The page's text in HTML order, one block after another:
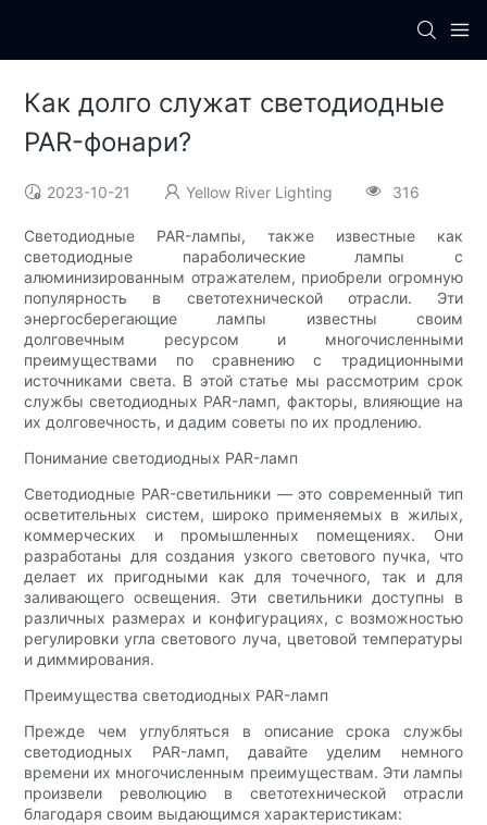
Как долго служат светодиодные
PAR-фонари?
2023-10-21 Yellow River Lighting 316
Светодиодные PAR-лампы, также известные как
светодиодные параболические лампы с
алюминизированным отражателем, приобрели огромную
популярность в светотехнической отрасли. Эти
энергосберегающие лампы известны своим
долговечным ресурсом и многочисленными
преимуществами по сравнению с традиционными
источниками света. В этой статье мы рассмотрим срок
службы светодиодных PAR-ламп, факторы, влияющие на
их долговечность, и дадим советы по их продлению.
Понимание светодиодных PAR-ламп
Светодиодные PAR-светильники — это современный тип
осветительных систем, широко применяемых в жилых,
коммерческих и промышленных помещениях. Они
разработаны для создания узкого светового пучка, что
делает их пригодными как для точечного, так и для
заливающего освещения. Эти светильники доступны в
различных размерах и конфигурациях, с возможностью
регулировки угла светового луча, цветовой температуры
и диммирования.
Преимущества светодиодных PAR-ламп
Прежде чем углубляться в описание срока службы
светодиодных PAR-ламп, давайте уделим немного
времени их многочисленным преимуществам. Эти лампы
произвели революцию в светотехнической отрасли
благодаря своим выдающимся характеристикам: